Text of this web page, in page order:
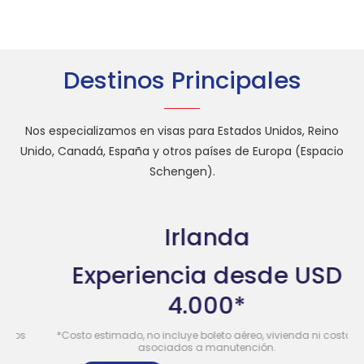
Destinos Principales
Nos especializamos en visas para Estados Unidos, Reino
Unido, Canadá, España y otros países de Europa (Espacio
Schengen).
Irlanda
Experiencia desde USD
4.000*
*Costo estimado, no incluye boleto aéreo, vivienda ni costos
asociados a manutención.